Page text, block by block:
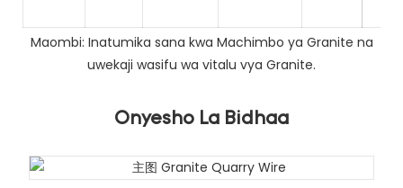
Maombi: Inatumika sana kwa Machimbo ya Granite na
uwekaji wasifu wa vitalu vya Granite.
Onyesho La Bidhaa